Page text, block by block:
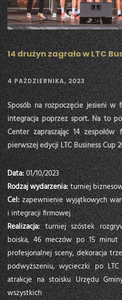
14 drużyn zagrało w LTC
4 PAŹDZIERNIKA, 2023
Sposób na rozpoczęcie jesieni w
integracja poprzez sport. Na to
Center zapraszając 14
pierwszej edycji LTC Business Cup
Data:01/10/2023
Rodzaj wydarzenia:turniej
Cel:zapewnienie wyjątkowych
i integracji firmowej
Realizacja:turniej szóstek
boiska, 46 meczów po 15 minut
profesjonalnej sceny, dekoracja
podwyższeniu, wycieczki po
atrakcje na stoisku Urzędu
wszystkich